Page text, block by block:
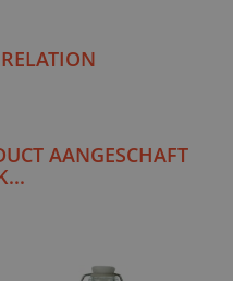
AANGESCHAFT